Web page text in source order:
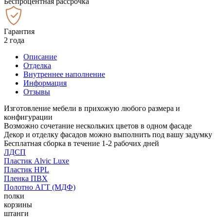
Гарантия
2 года
Описание
Отделка
Внутреннее наполнение
Информация
Отзывы
Изготовление мебели в прихожую любого размера и
конфигурации
Возможно сочетание нескольких цветов в одном фасаде
Декор и отделку фасадов можно выполнить под вашу задумку
Бесплатная сборка в течение 1-2 рабочих дней
ЛДСП
Пластик Alvic Luxe
Пластик HPL
Пленка ПВХ
Полотно АГТ (МДФ)
полки
корзины
штанги